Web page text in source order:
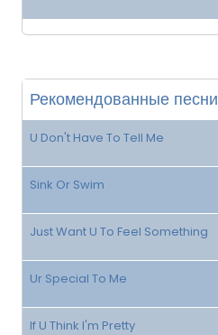
Рекомендованные песни
U Don't Have To Tell Me
Sink Or Swim
Just Want U To Feel Something
Ur Special To Me
If U Think I'm Pretty